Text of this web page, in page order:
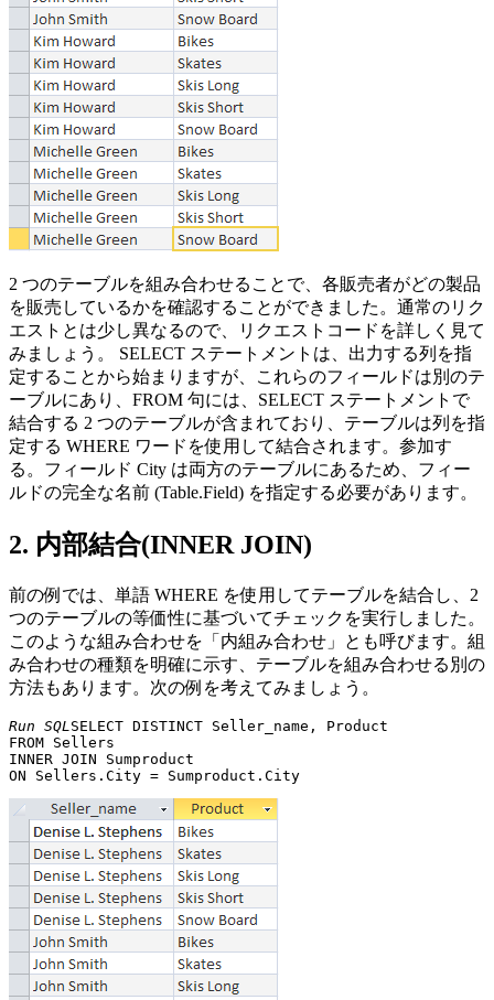
2 つのテーブルを組み合わせることで、各販売者がどの製品
を販売しているかを確認することができました。通常のリク
エストとは少し異なるので、リクエストコードを詳しく見て
みましょう。 SELECT ステートメントは、出力する列を指
定することから始まりますが、これらのフィールドは別のテ
ーブルにあり、FROM 句には、SELECT ステートメントで
結合する 2 つのテーブルが含まれており、テーブルは列を指
定する WHERE ワードを使用して結合されます。参加す
る。フィールド City は両方のテーブルにあるため、フィー
ルドの完全な名前 (Table.Field) を指定する必要があります。
2. 内部結合(INNER JOIN)
前の例では、単語 WHERE を使用してテーブルを結合し、2
つのテーブルの等価性に基づいてチェックを実行しました。
このような組み合わせを「内組み合わせ」とも呼びます。組
み合わせの種類を明確に示す、テーブルを組み合わせる別の
方法もあります。次の例を考えてみましょう。
Run SQL SELECT DISTINCT Seller_name, Product
FROM Sellers
INNER JOIN Sumproduct